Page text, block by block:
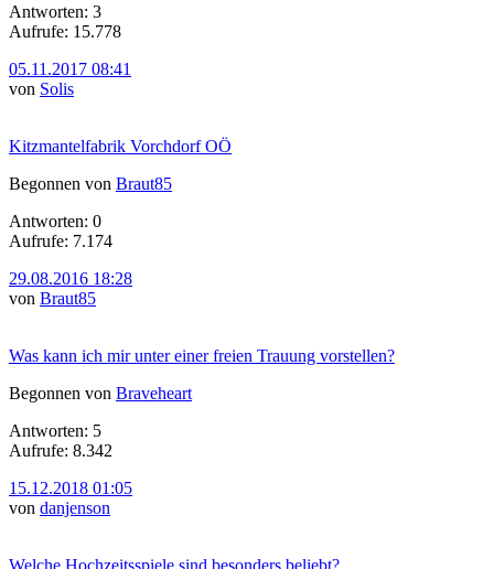
Antworten: 3
Aufrufe: 15.778
05.11.2017 08:41
von Solis
Kitzmantelfabrik Vorchdorf OÖ
Begonnen von Braut85
Antworten: 0
Aufrufe: 7.174
29.08.2016 18:28
von Braut85
Was kann ich mir unter einer freien Trauung vorstellen?
Begonnen von Braveheart
Antworten: 5
Aufrufe: 8.342
15.12.2018 01:05
von danjenson
Welche Hochzeitsspiele sind besonders beliebt?